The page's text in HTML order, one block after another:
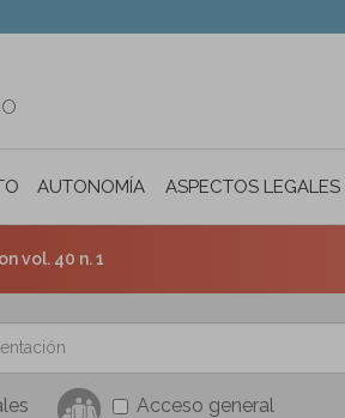
AUTONOMÍA PERSONAL E
ASPECTOS LEGALES
vol. 40 n. 1
Acceso general